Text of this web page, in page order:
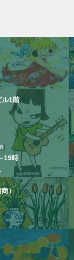
ル1階
19時
商）